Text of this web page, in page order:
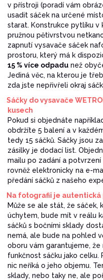
v přístroji (poradí vám
usadit sáček na určené
starat. Konstrukce pytlíku v
pružnou pětivrstvou
zapnutí vysavače sáček
prostoru, který má k
15 % více odpadu než
Jediná věc, na kterou je
zda jste nepřivřeli okraj
Sáčky do vysavače
kusech
Pokud si objednáte
obdržíte 5 balení a v
tedy 15 sáčků. Sáčky jsou
zásilky je dodací list.
mailu po zadání a
rovněž elektronicky na e-
předání sáčků z našeho
Na fotografii je autentická
Může se ale stát, že
úchytem, bude mít v reálu
sáčků s bočními sklady
nemá, ale bude na pohled
oboru vám garantujeme,
funkčnost sáčku jako
nic neříká o jeho objemu.
sklady, nebo taky ne, ale